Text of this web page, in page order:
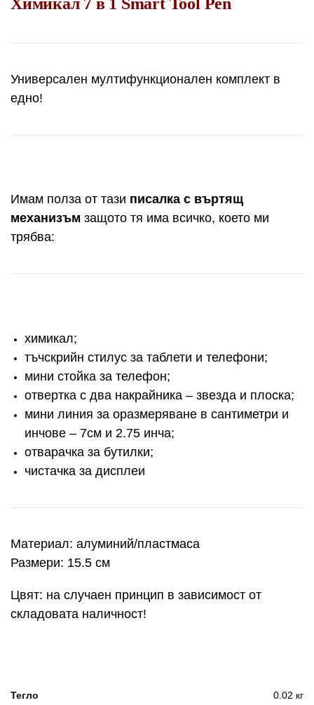
Универсален мултифункционален комплект в
едно!
Имам полза от тази писалка с въртящ
механизъм защото тя има всичко, което ми
трябва:
химикал;
тъчскрийн стилус за таблети и телефони;
мини стойка за телефон;
отвертка с два накрайника – звезда и плоска;
мини линия за оразмеряване в сантиметри и
инчове – 7см и 2.75 инча;
отварачка за бутилки;
чистачка за дисплеи
Материал: алуминий/пластмаса
Размери: 15.5 см
Цвят: на случаен принцип в зависимост от
складовата наличност!
Тегло 0.02 кг